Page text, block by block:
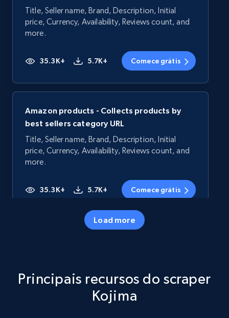
Title, Seller name, Brand, Description, Initial
price, Currency, Availability, Reviews count, and
more.
35.3K+ 5.7K+ Comece grátis
Amazon products - Collects products by
best sellers category URL
Title, Seller name, Brand, Description, Initial
price, Currency, Availability, Reviews count, and
more.
35.3K+ 5.7K+ Comece grátis
price, Currency, Availability, Reviews count, and
Load more
Principais recursos do scraper
Kojima